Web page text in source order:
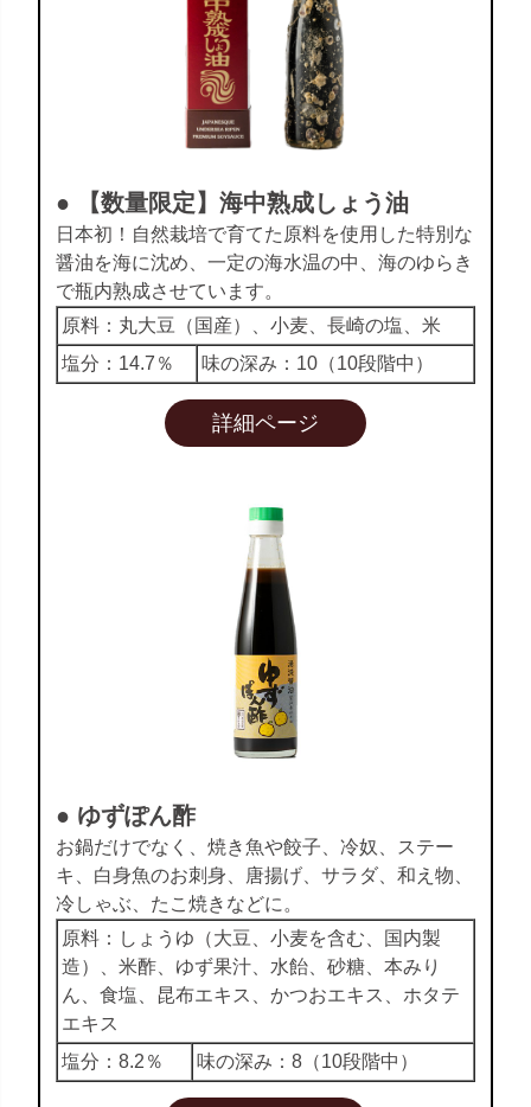
● 【数量限定】海中熟成しょう油
日本初！自然栽培で育てた原料を使用した特別な
醤油を海に沈め、一定の海水温の中、海のゆらき
で瓶内熟成させています。
原料：丸大豆（国産）、小麦、長崎の塩、米
塩分：14.7％
味の深み：10（10段階中）
詳細ページ
● ゆずぽん酢
お鍋だけでなく、焼き魚や餃子、冷奴、ステー
キ、白身魚のお刺身、唐揚げ、サラダ、和え物、
冷しゃぶ、たこ焼きなどに。
原料：しょうゆ（大豆、小麦を含む、国内製
造）、米酢、ゆず果汁、水飴、砂糖、本みり
ん、食塩、昆布エキス、かつおエキス、ホタテ
エキス
塩分：8.2％
味の深み：8（10段階中）